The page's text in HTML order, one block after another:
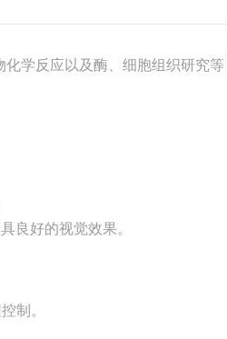
学反应以及酶、细胞组织研究
良好的视觉效果。
制。